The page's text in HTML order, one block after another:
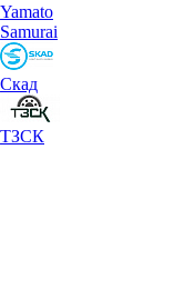
Yamato
Samurai
Скад
ТЗСК